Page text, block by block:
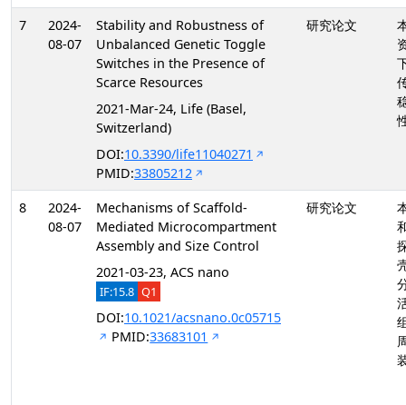
7
2024-
08-07
Stability and Robustness of
Unbalanced Genetic Toggle
Switches in the Presence of
Scarce Resources
2021-Mar-24, Life (Basel,
Switzerland)
DOI:10.3390/life11040271
PMID:33805212
研究论文
8
2024-
08-07
Mechanisms of Scaffold-
Mediated Microcompartment
Assembly and Size Control
2021-03-23, ACS nano
IF:15.8 Q1
DOI:10.1021/acsnano.0c05715
PMID:33683101
研究论文